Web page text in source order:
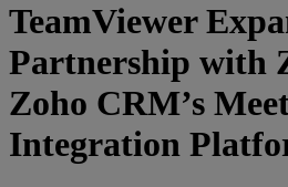
TeamViewer
Partnership with
Zoho CRM’s
Integration